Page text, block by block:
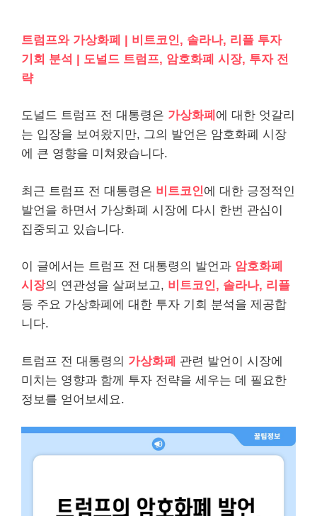
트럼프와 가상화폐 | 비트코인, 솔라나, 리플 투자
기회 분석 | 도널드 트럼프, 암호화폐 시장, 투자 전
략
도널드 트럼프 전 대통령은 가상화폐 에 대한 엇갈리
는 입장을 보여왔지만, 그의 발언은 암호화폐 시장
에 큰 영향을 미쳐왔습니다.
최근 트럼프 전 대통령은 비트코인에 대한 긍정적인
발언을 하면서 가상화폐 시장에 다시 한번 관심이
집중되고 있습니다.
이 글에서는 트럼프 전 대통령의 발언과 암호화폐
시장의 연관성을 살펴보고, 비트코인, 솔라나, 리플
등 주요 가상화폐에 대한 투자 기회 분석을 제공합
니다.
트럼프 전 대통령의 가상화폐
관련 발언이 시장에
미치는 영향과 함께 투자 전략을 세우는 데 필요한
정보를 얻어보세요.